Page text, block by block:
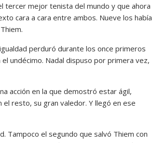
tercer mejor tenista del mundo y que ahora
cara a cara entre ambos. Nueve los había
perduró durante los once primeros
undécimo. Nadal dispuso por primera vez,
acción en la que demostró estar ágil,
resto, su gran valedor. Y llegó en ese
Tampoco el segundo que salvó Thiem con